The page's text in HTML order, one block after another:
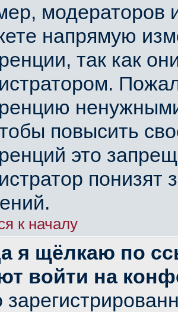
модераторов
напрямую
так как
повысить
это
понизят
к началу
я щёлкаю по
войти на